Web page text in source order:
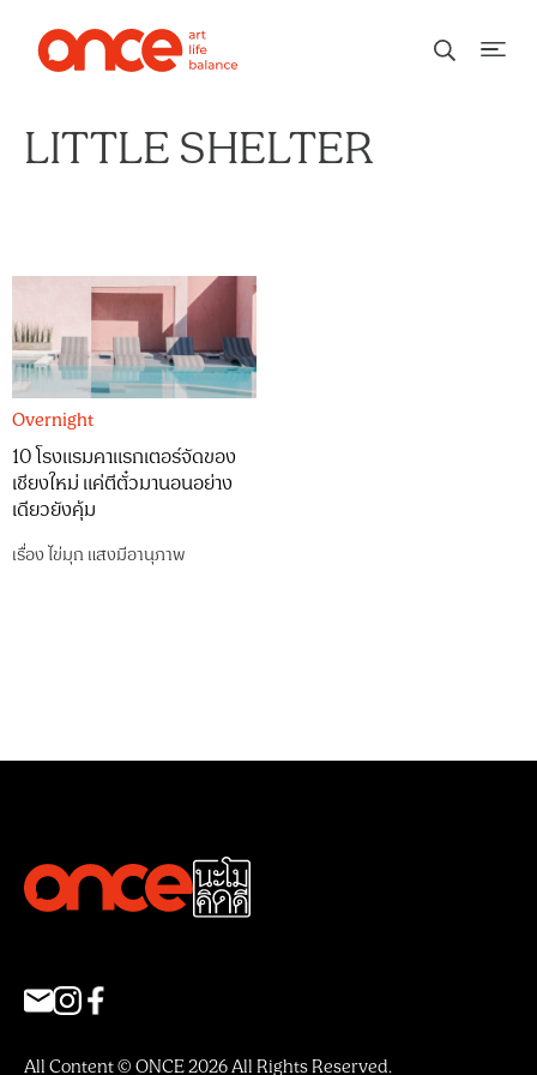
LITTLE SHELTER
Overnight
10 โรงแรมคาแรกเตอร์จัดของ
เชียงใหม่ แค่ตีตั๋วมานอนอย่าง
เดียวยังคุ้ม
เรื่องไข่มุก แสงมีอานุภาพ
All Content © ONCE 2026 All Rights Reserved.